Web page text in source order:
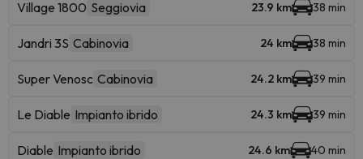
Village 1800 Seggiovia 23.9 km 38 min
Jandri 3S Cabinovia 24 km 38 min
Super Venosc Cabinovia 24.2 km 39 min
Le Diable Impianto ibrido 24.3 km 39 min
Diable Impianto ibrido 24.6 km 40 min